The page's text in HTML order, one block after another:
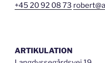
+45 20 92 08 73
ARTIKULATION